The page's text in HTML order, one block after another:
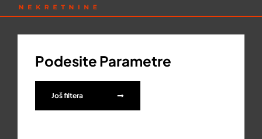
Podesite Parametre
Još filtera